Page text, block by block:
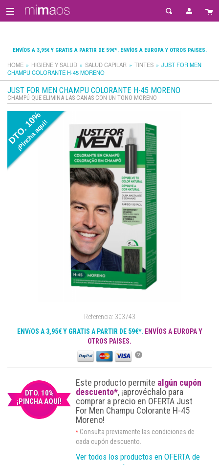
ENVÍOS A 3,95€ Y GRATIS A PARTIR DE 59€*. ENVÍOS A EUROPA Y OTROS PAISES.
HOME HIGIENE Y SALUD SALUD CAPILAR TINTES
JUST FOR MEN
CHAMPU COLORANTE H-45 MORENO
JUST FOR MEN CHAMPU COLORANTE H-45 MORENO
CHAMPÚ QUE ELIMINA LAS CANAS CON UN TONO MORENO
DTO. 10%
¡Pincha aquí!
Referencia: 303743
ENVíOS A 3,95€ Y GRATIS A PARTIR DE 59€*. ENVÍOS A EUROPA Y
OTROS PAISES.
?
DTO. 10%
¡PINCHA AQUÍ!
Este producto permite algún cupón
descuento*, ¡aprovéchalo para
comprar a precio en OFERTA Just
For Men Champu Colorante H-45
Moreno!
* Consulta previamente las condiciones de
cada cupón descuento.
Ver todos los productos en OFERTA de